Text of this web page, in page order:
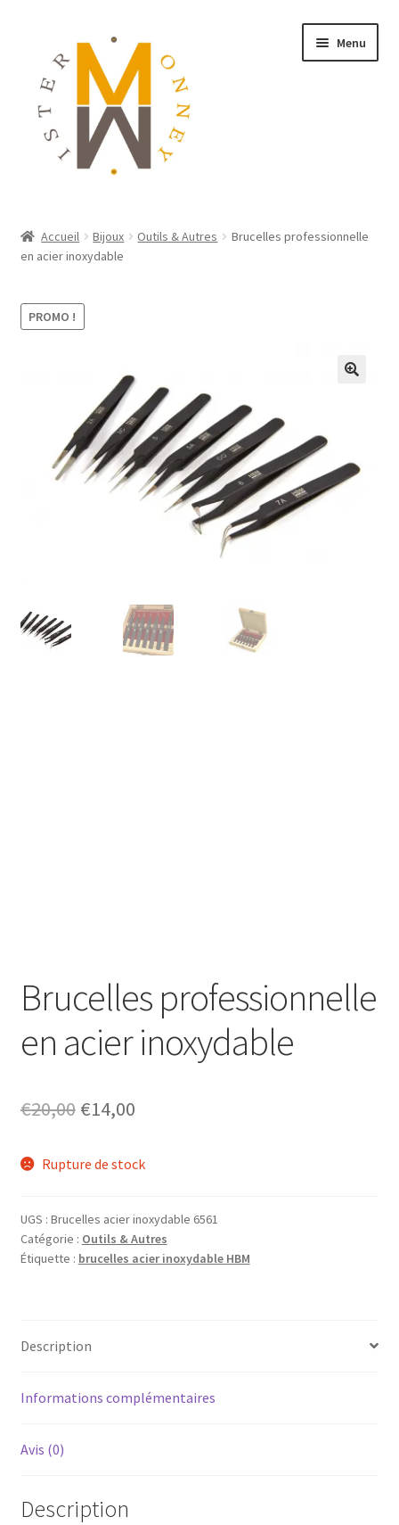
Menu
MONNAIES
BIJOUX
SE CONNECTER
Accueil Bijoux Outils & Autres
Brucelles professionnelle
en acier inoxydable
PROMO !
Brucelles professionnelle
en acier inoxydable
€20,00 €14,00
Rupture de stock
UGS : Brucelles acier inoxydable 6561
Catégorie : Outils & Autres
Étiquette : brucelles acier inoxydable HBM
Description
Informations complémentaires
Avis (0)
Description